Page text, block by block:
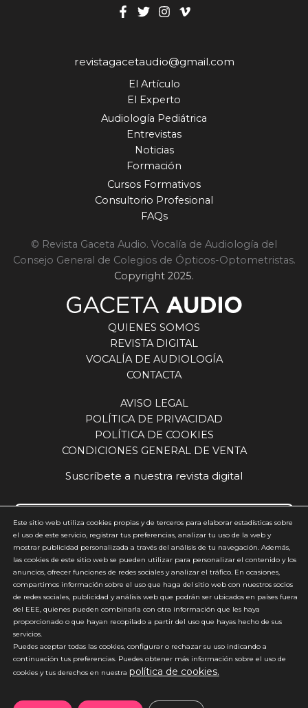
revistagacetaudio@gmail.com
El Artículo
El Experto
Audiología Pediátrica
Entrevistas
Noticias
Formación
Cursos Formativos
Consultorio Profesional
FAQs
© Revista Gaceta Audio. Vocalía de Audiología del
Consejo General de Colegios de Ópticos-Optometristas.
Copyright 2025.
QUIENES SOMOS
REVISTA DIGITAL
VOCALÍA DE AUDIOLOGÍA
CONTACTA
AVISO LEGAL
POLÍTICA DE PRIVACIDAD
POLÍTICA DE COOKIES
CONDICIONES GENERAL DE VENTA
Suscríbete a nuestra revista digital
Acepto y estoy de acuerdo con lapolítica de privacidad(requerido)
*
*No enviamos spam
Este sitio web utiliza cookies propias y de terceros para elaborar estadísticas sobre
el uso de este servicio, registrar tus preferencias, analizar tu uso de la web y
mostrar publicidad personalizada a través del análisis de tu navegación. Además,
las cookies de este sitio web se pueden utilizar para personalizar el contenido y los
anuncios, ofrecer funciones de redes sociales y analizar el tráfico. En ocasiones,
compartimos información sobre el uso que haga del sitio web con nuestros socios
de redes sociales, publicidad y análisis web que podrán ser ubicados en países fuera
del EEE, quienes pueden combinarla con otra información que les haya
proporcionado o que hayan recopilado a partir del uso que hayas hecho de sus
servicios.
Puedes aceptar todas las cookies, configurar o rechazar su uso indicando a
continuación tus preferencias. Puedes obtener más información sobre el uso de
cookies y tus derechos en nuestra política de cookies.